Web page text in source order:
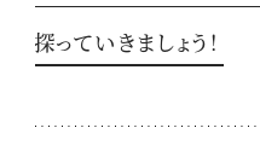
探っていきましょう！